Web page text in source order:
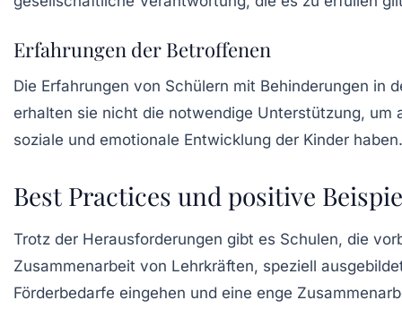
Erfahrungen der Betroffenen
Die Erfahrungen von Schülern mit Behinderungen in
erhalten sie nicht die notwendige Unterstützung,
soziale und emotionale Entwicklung der Kinder haben.
Best Practices und positive
Trotz der Herausforderungen gibt es Schulen, die
Zusammenarbeit von Lehrkräften, speziell
Förderbedarfe eingehen und eine enge